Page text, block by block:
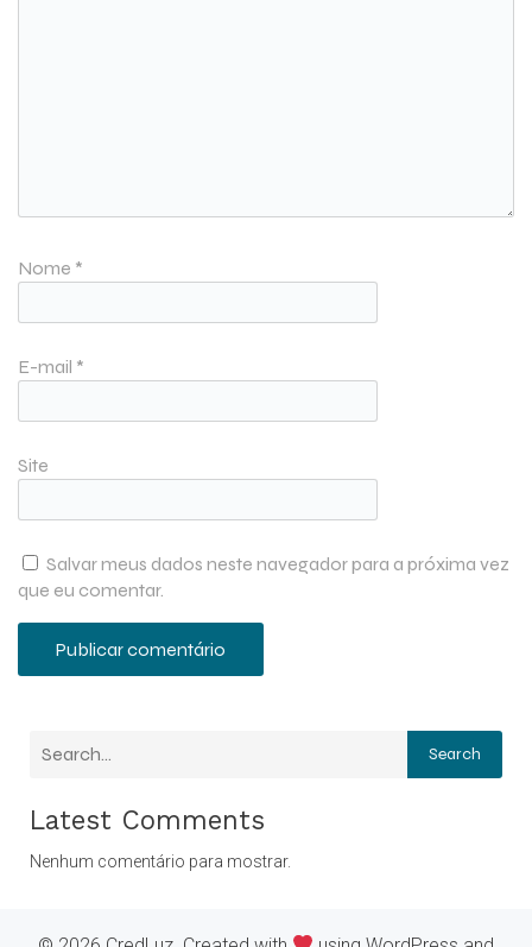
Nome *
E-mail *
Site
Salvar meus dados neste navegador para a próxima vez
que eu comentar.
Search
Latest Comments
Nenhum comentário para mostrar.